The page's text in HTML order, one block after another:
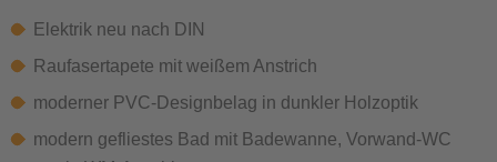
Elektrik neu nach DIN
Raufasertapete mit weißem Anstrich
moderner PVC-Designbelag in dunkler Holzoptik
modern gefliestes Bad mit Badewanne, Vorwand-WC